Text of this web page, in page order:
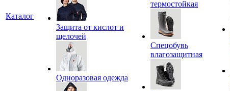
Каталог
Защита от кислот и
щелочей
Одноразовая одежда
термостойкая
Спецобувь
влагозащитная